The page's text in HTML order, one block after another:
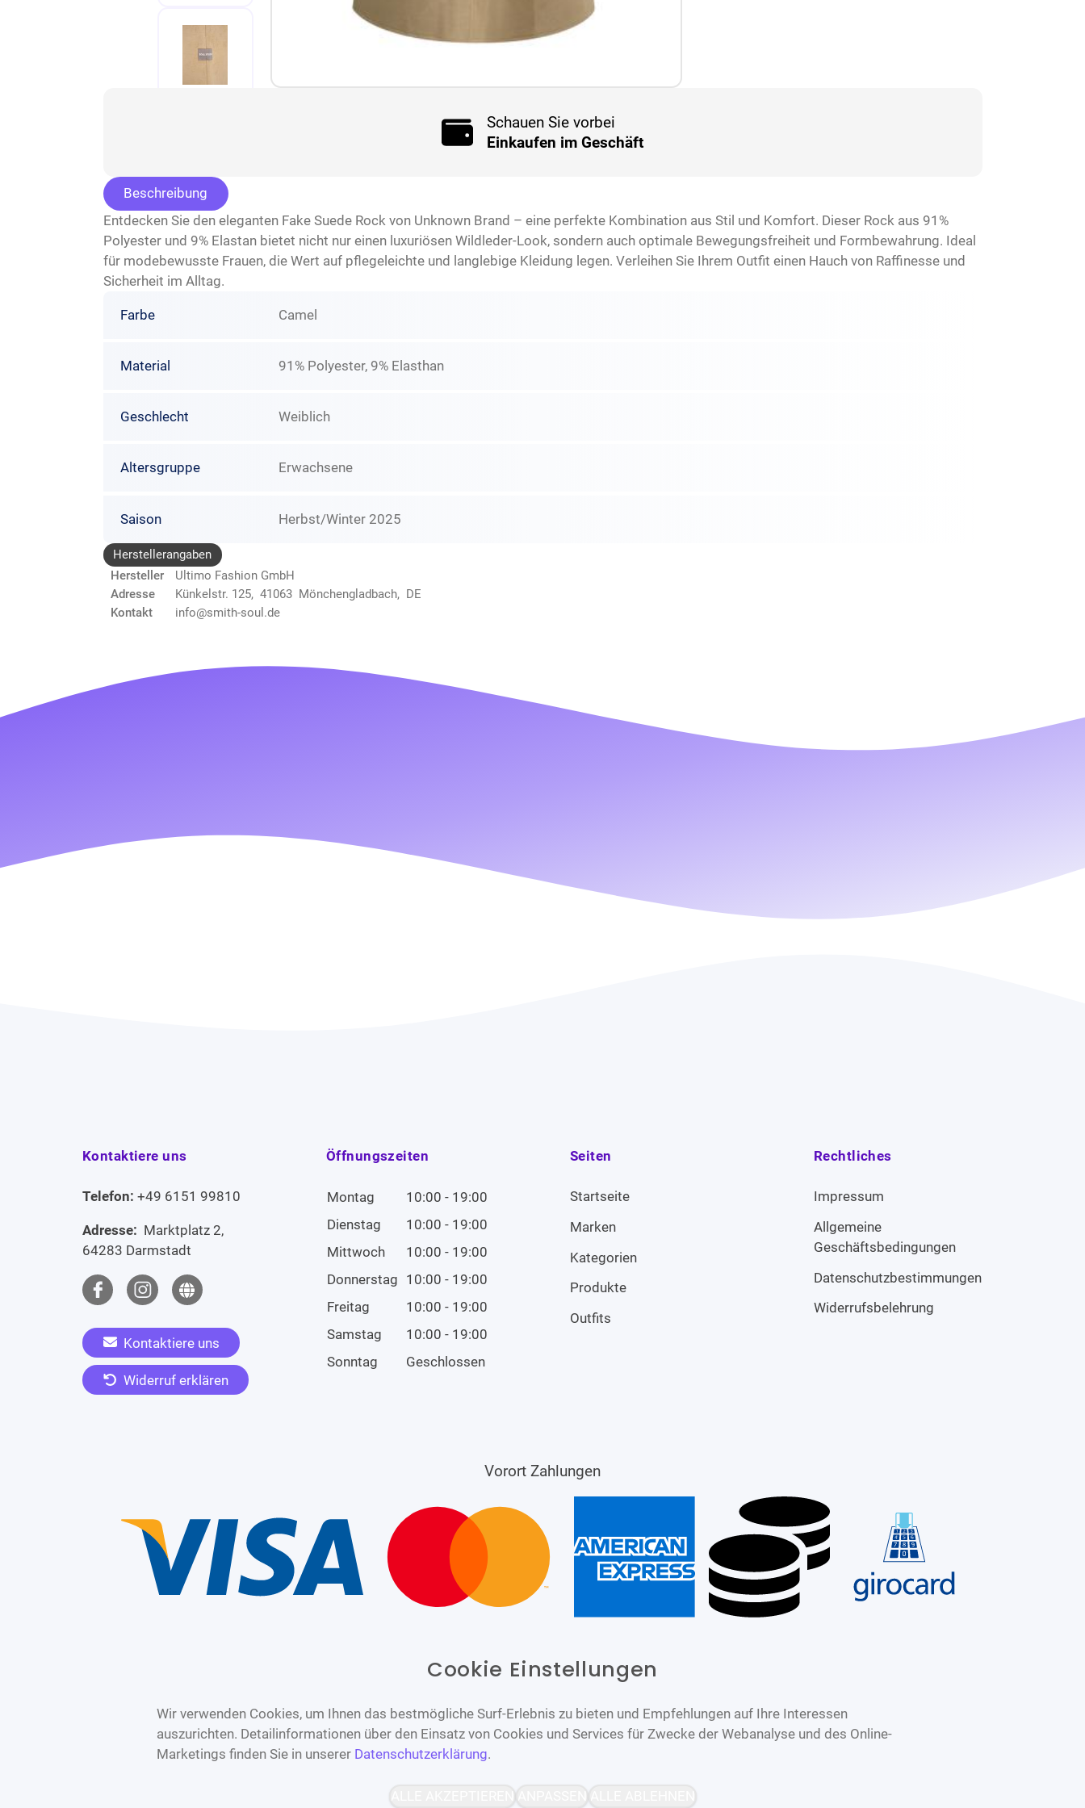
Schauen Sie vorbei
Einkaufen im Geschäft
Beschreibung
Entdecken Sie den eleganten Fake Suede Rock von Unknown Brand – eine perfekte Kombination aus Stil und Komfort. Dieser Rock aus 91%
Polyester und 9% Elastan bietet nicht nur einen luxuriösen Wildleder-Look, sondern auch optimale Bewegungsfreiheit und Formbewahrung. Ideal
für modebewusste Frauen, die Wert auf pflegeleichte und langlebige Kleidung legen. Verleihen Sie Ihrem Outfit einen Hauch von Raffinesse und
Sicherheit im Alltag.
Farbe Camel
Material 91% Polyester, 9% Elasthan
Geschlecht Weiblich
Altersgruppe Erwachsene
Saison Herbst/Winter 2025
Herstellerangaben
Hersteller
Ultimo Fashion GmbH
Adresse
Künkelstr. 125, 41063 Mönchengladbach, DE
Kontakt
info@smith-soul.de
Kontaktiere uns
Telefon: +49 6151 99810
Adresse: Marktplatz 2,
64283 Darmstadt
Kontaktiere uns
Widerruf erklären
Öffnungszeiten
Montag
10:00 - 19:00
Dienstag
10:00 - 19:00
Mittwoch
10:00 - 19:00
Donnerstag 10:00 - 19:00
Freitag
10:00 - 19:00
Samstag
10:00 - 19:00
Sonntag
Geschlossen
Seiten
Startseite
Marken
Kategorien
Produkte
Outfits
Rechtliches
Impressum
Allgemeine
Geschäftsbedingungen
Datenschutzbestimmungen
Widerrufsbelehrung
Vorort Zahlungen
Bereitgestellt von
Cookie Einstellungen
Wir verwenden Cookies, um Ihnen das bestmögliche Surf-Erlebnis zu bieten und Empfehlungen auf Ihre Interessen
auszurichten. Detailinformationen über den Einsatz von Cookies und Services für Zwecke der Webanalyse und des Online-
Marketings finden Sie in unserer Datenschutzerklärung.
ALLE AKZEPTIEREN ANPASSEN ALLE ABLEHNEN